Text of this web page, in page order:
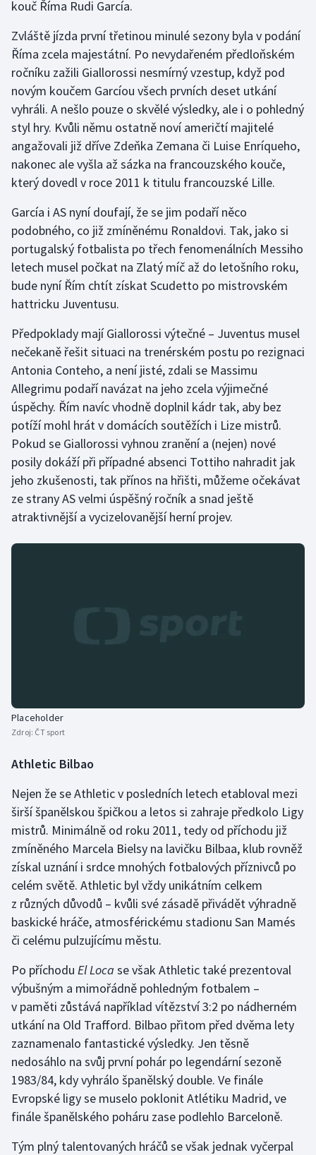
kouč Říma Rudi García.
Zvláště jízda první třetinou minulé sezony byla v podání
Říma zcela majestátní. Po nevydařeném předloňském
ročníku zažili Giallorossi nesmírný vzestup, když pod
novým koučem Garcíou všech prvních deset utkání
vyhráli. A nešlo pouze o skvělé výsledky, ale i o pohledný
styl hry. Kvůli němu ostatně noví američtí majitelé
angažovali již dříve Zdeňka Zemana či Luise Enríqueho,
nakonec ale vyšla až sázka na francouzského kouče,
který dovedl v roce 2011 k titulu francouzské Lille.
García i AS nyní doufají, že se jim podaří něco
podobného, co již zmíněnému Ronaldovi. Tak, jako si
portugalský fotbalista po třech fenomenálních Messiho
letech musel počkat na Zlatý míč až do letošního roku,
bude nyní Řím chtít získat Scudetto po mistrovském
hattricku Juventusu.
Předpoklady mají Giallorossi výtečné – Juventus musel
nečekaně řešit situaci na trenérském postu po rezignaci
Antonia Conteho, a není jisté, zdali se Massimu
Allegrimu podaří navázat na jeho zcela výjimečné
úspěchy. Řím navíc vhodně doplnil kádr tak, aby bez
potíží mohl hrát v domácích soutěžích i Lize mistrů.
Pokud se Giallorossi vyhnou zranění a (nejen) nové
posily dokáží při případné absenci Tottiho nahradit jak
jeho zkušenosti, tak přínos na hřišti, můžeme očekávat
ze strany AS velmi úspěšný ročník a snad ještě
atraktivnější a vycizelovanější herní projev.
Placeholder
Zdroj: ČT sport
Athletic Bilbao
Nejen že se Athletic v posledních letech etabloval mezi
širší španělskou špičkou a letos si zahraje předkolo Ligy
mistrů. Minimálně od roku 2011, tedy od příchodu již
zmíněného Marcela Bielsy na lavičku Bilbaa, klub rovněž
získal uznání i srdce mnohých fotbalových příznivců po
celém světě. Athletic byl vždy unikátním celkem
z různých důvodů – kvůli své zásadě přivádět výhradně
baskické hráče, atmosférickému stadionu San Mamés
či celému pulzujícímu městu.
Po příchodu El Loca se však Athletic také prezentoval
výbušným a mimořádně pohledným fotbalem –
v paměti zůstává například vítězství 3:2 po nádherném
utkání na Old Trafford. Bilbao přitom před dvěma lety
zaznamenalo fantastické výsledky. Jen těsně
nedosáhlo na svůj první pohár po legendární sezoně
1983/84, kdy vyhrálo španělský double. Ve finále
Evropské ligy se muselo poklonit Atlétiku Madrid, ve
finále španělského poháru zase podlehlo Barceloně.
Tým plný talentovaných hráčů se však jednak vyčerpal